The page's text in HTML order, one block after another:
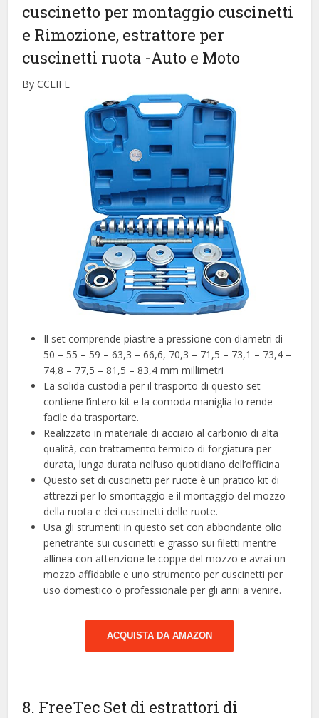
cuscinetto per montaggio cuscinetti
e Rimozione, estrattore per
cuscinetti ruota -Auto e Moto
By CCLIFE
Il set comprende piastre a pressione con diametri di
50 – 55 – 59 – 63,3 – 66,6, 70,3 – 71,5 – 73,1 – 73,4 –
74,8 – 77,5 – 81,5 – 83,4 mm millimetri
La solida custodia per il trasporto di questo set
contiene l’intero kit e la comoda maniglia lo rende
facile da trasportare.
Realizzato in materiale di acciaio al carbonio di alta
qualità, con trattamento termico di forgiatura per
durata, lunga durata nell’uso quotidiano dell’officina
Questo set di cuscinetti per ruote è un pratico kit di
attrezzi per lo smontaggio e il montaggio del mozzo
della ruota e dei cuscinetti delle ruote.
Usa gli strumenti in questo set con abbondante olio
penetrante sui cuscinetti e grasso sui filetti mentre
allinea con attenzione le coppe del mozzo e avrai un
mozzo affidabile e uno strumento per cuscinetti per
uso domestico o professionale per gli anni a venire.
ACQUISTA DA AMAZON
8. FreeTec Set di estrattori di